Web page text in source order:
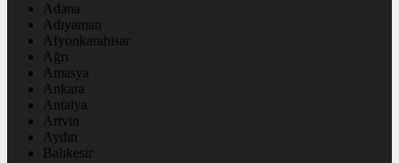
Adana
Adıyaman
Afyonkarahisar
Ağrı
Amasya
Ankara
Antalya
Artvin
Aydın
Balıkesir